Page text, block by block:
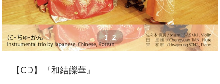
1 | 2
【CD】『和結皪華』